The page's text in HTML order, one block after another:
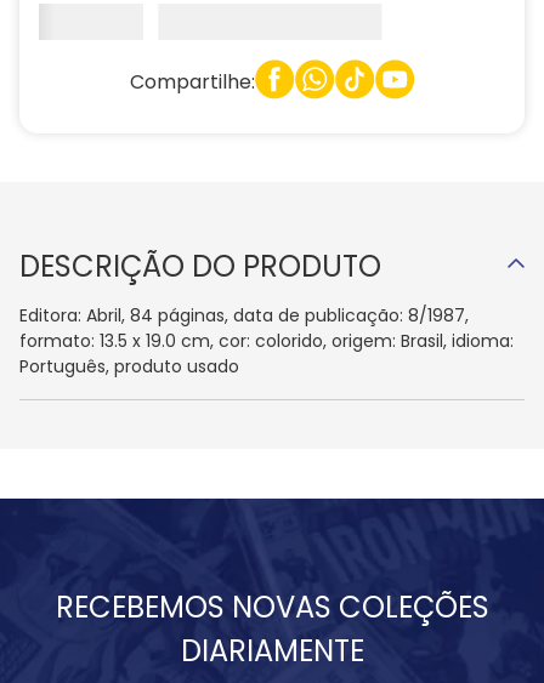
Compartilhe:
DESCRIÇÃO DO PRODUTO
Editora: Abril, 84 páginas, data de publicação: 8/1987,
formato: 13.5 x 19.0 cm, cor: colorido, origem: Brasil, idioma:
Português, produto usado
RECEBEMOS NOVAS COLEÇÕES
DIARIAMENTE